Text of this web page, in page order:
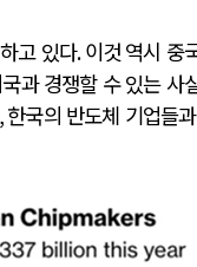
고 있다.이것 역시 중
과 경쟁할 수 있는 사
한국의 반도체 기업들